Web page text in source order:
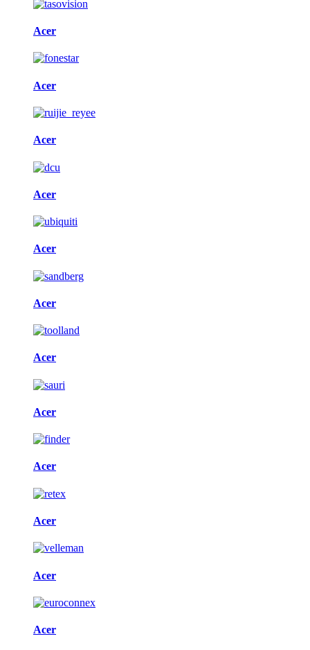
Acer
Acer
Acer
Acer
Acer
Acer
Acer
Acer
Acer
Acer
Acer
Acer